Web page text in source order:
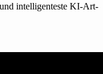
intelligenteste KI-Art-